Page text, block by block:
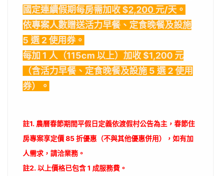
國定連續假期每房需加收 $2,200 元/天。
依專案人數贈送活力早餐、定食晚餐及設施
5 選 2 使用券。
每加 1 人（115cm 以上）加收 $1,200 元
（含活力早餐、定食晚餐及設施 5 選 2 使用
券）。
註1. 農曆春節期間平假日定義依渡假村公告為主，春節住
房專案享定價 85 折優惠（不與其他優惠併用），如有加
人需求，請洽業務。
註2. 以上價格已包含 1 成服務費。